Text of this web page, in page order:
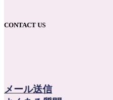
CONTACT US
メール送信